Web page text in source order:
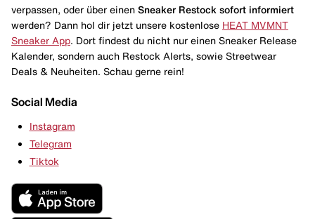
verpassen, oder über einen Sneaker Restock sofort informiert
werden? Dann hol dir jetzt unsere kostenlose HEAT MVMNT
Sneaker App . Dort findest du nicht nur einen Sneaker Release
Kalender, sondern auch Restock Alerts, sowie Streetwear
Deals & Neuheiten. Schau gerne rein!
Social Media
Instagram
Telegram
Tiktok